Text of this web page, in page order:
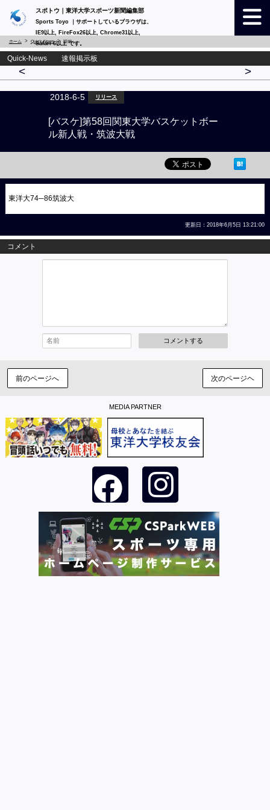
スポトウ｜東洋大学スポーツ新聞編集部
Sports Toyo ｜サポートしているブラウザは、
IE9以上, FireFox26以上, Chrome31以上,
Safari 6以上 です。
ホーム Quick-News 詳細
Quick-News 速報掲示板
< >
2018-6-5 リリース
[バスケ]第58回関東大学バスケットボー
ル新人戦・筑波大戦
東洋大74─86筑波大
更新日：2018年6月5日 13:21:00
コメント
コメントする
前のページへ 次のページヘ
MEDIA PARTNER